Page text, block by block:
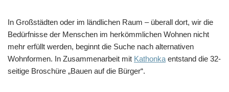
In Großstädten oder im ländlichen Raum – überall dort, wir die
Bedürfnisse der Menschen im herkömmlichen Wohnen nicht
mehr erfüllt werden, beginnt die Suche nach alternativen
Wohnformen. In Zusammenarbeit mit Kathonka entstand die 32-
seitige Broschüre „Bauen auf die Bürger“.